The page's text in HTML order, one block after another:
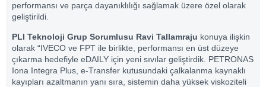
performansı ve parça dayanıklılığı sağlamak üzere özel olarak
geliştirildi.
PLI Teknoloji Grup Sorumlusu Ravi Tallamraju konuya ilişkin
olarak “IVECO ve FPT ile birlikte, performansı en üst düzeye
çıkarma hedefiyle eDAILY için yeni sıvılar geliştirdik. PETRONAS
Iona Integra Plus, e-Transfer kutusundaki çalkalanma kaynaklı
kayıpları azaltmanın yanı sıra, sistemin daha yüksek viskoziteli